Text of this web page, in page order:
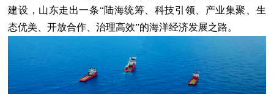
建设，山东走出一条“陆海统筹、科技引领、产业集聚、生
态优美、开放合作、治理高效”的海洋经济发展之路。